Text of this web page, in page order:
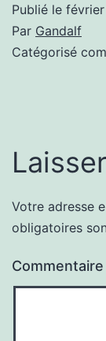
Publié le
Par Gandalf
Catégorisé
Votre adresse
obligatoires
Commentaire